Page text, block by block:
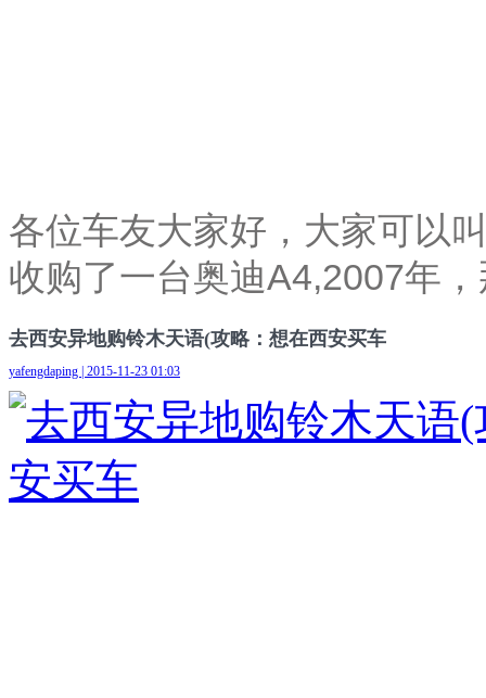
各位车友大家好，大家可以
收购了一台奥迪A4,2007年
去西安异地购铃木天语(攻略：想在西安买车
yafengdaping | 2015-11-23 01:03